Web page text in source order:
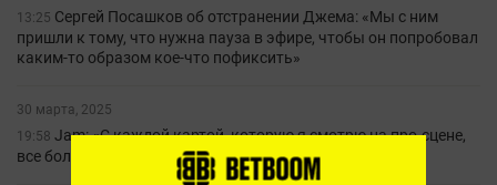
13:25 Сергей Посашков об отстранении Джема: «Мы с ним
пришли к тому, что нужна пауза в эфире, чтобы он попробовал
каким-то образом кое-что пофиксить»
30 марта, 2025
19:58 Jam: «С каждой картой, которую я смотрю на про-сцене,
все больше и больше отвращения к современной мете»